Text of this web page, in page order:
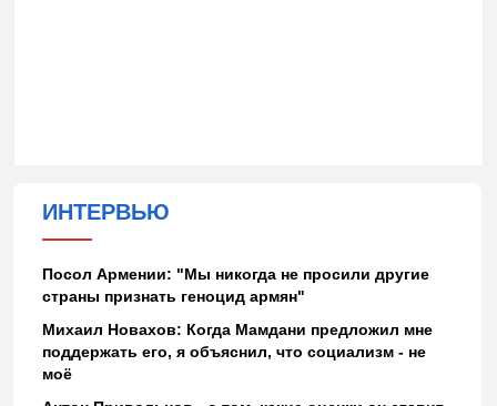
ИНТЕРВЬЮ
Посол Армении: "Мы никогда не просили другие
страны признать геноцид армян"
Михаил Новахов: Когда Мамдани предложил мне
поддержать его, я объяснил, что социализм - не
моё